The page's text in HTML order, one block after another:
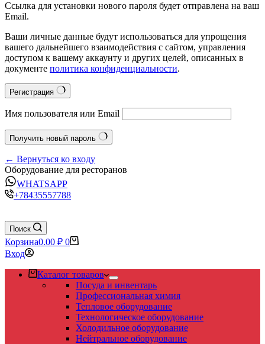
Ссылка для установки нового пароля будет отправлена на ваш
Email.
Ваши личные данные будут использоваться для упрощения
вашего дальнейшего взаимодействия с сайтом, управления
доступом к вашему аккаунту и других целей, описанных в
документе политика конфиденциальности.
Регистрация
Имя пользователя или Email
Получить новый пароль
← Вернуться ко входу
Оборудование для ресторанов
WHATSAPP
+78435557788
Поиск
Корзина0.00 ₽ 0
Вход
Каталог товаров
Посуда и инвентарь
Профессиональная химия
Тепловое оборудование
Технологическое оборудование
Холодильное оборудование
Нейтральное оборудование